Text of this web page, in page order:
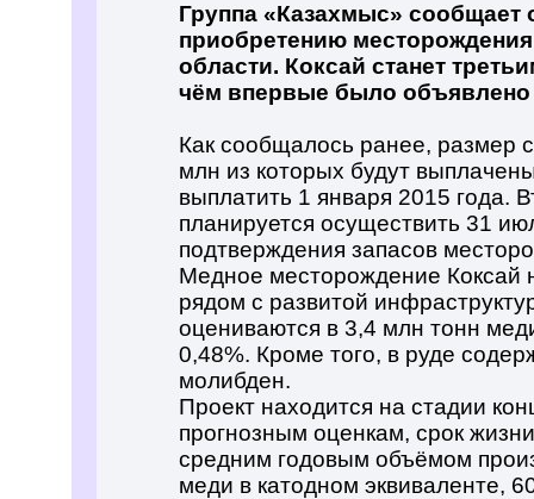
Группа «Казахмыс» сообщает
приобретению
области. Коксай станет
чём впервые было объявлено
Как сообщалось ранее, размер
млн из которых будут
выплатить 1 января 2015 года.
планируется осуществить 31
подтверждения запасов
Медное месторождение Коксай
рядом с развитой
оцениваются в 3,4 млн тонн
0,48%. Кроме того, в руде
молибден.
Проект находится на стадии
прогнозным оценкам, срок
средним годовым объёмом
меди в катодном эквиваленте,